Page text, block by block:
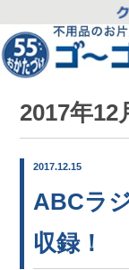
2017年12
2017.12.15
ABCラ
収録！